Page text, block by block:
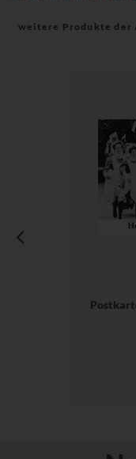
weitere Produkte der